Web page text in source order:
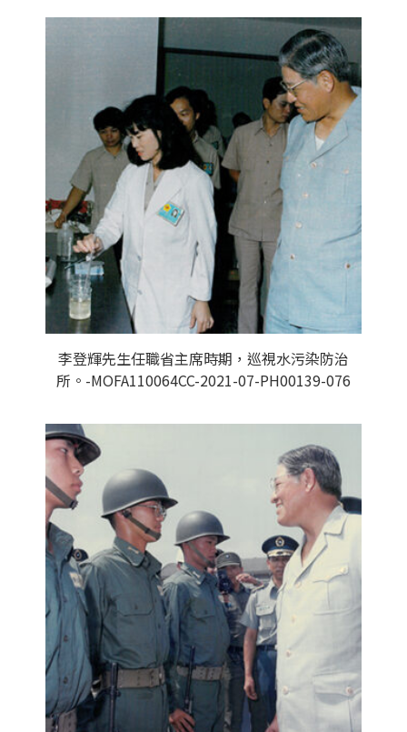
李登輝先生任職省主席時期，巡視水污染防治
所。-MOFA110064CC-2021-07-PH00139-076